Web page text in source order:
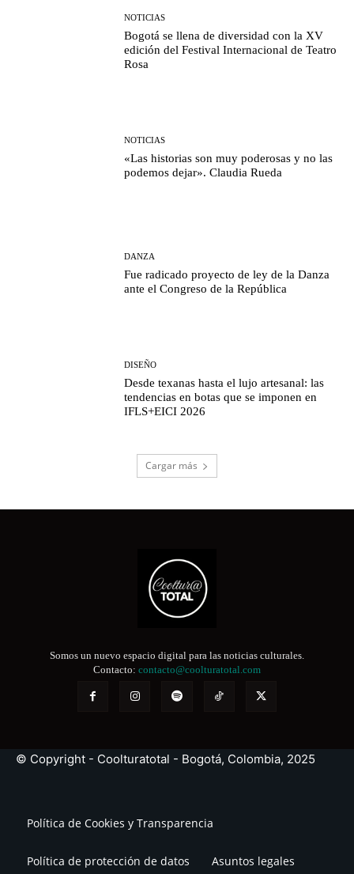
NOTICIAS
Bogotá se llena de diversidad con la XV
edición del Festival Internacional de Teatro
Rosa
NOTICIAS
«Las historias son muy poderosas y no las
podemos dejar». Claudia Rueda
DANZA
Fue radicado proyecto de ley de la Danza
ante el Congreso de la República
DISEÑO
Desde texanas hasta el lujo artesanal: las
tendencias en botas que se imponen en
IFLS+EICI 2026
Cargar más
Somos un nuevo espacio digital para las noticias culturales.
Contacto: contacto@coolturatotal.com
© Copyright - Coolturatotal - Bogotá, Colombia, 2025
Política de Cookies y Transparencia
Política de protección de datos Asuntos legales